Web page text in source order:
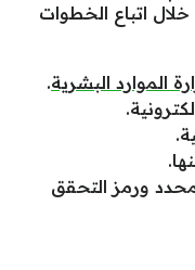
اتباع الخطوات
الموارد البشرية.
ورمز التحقق